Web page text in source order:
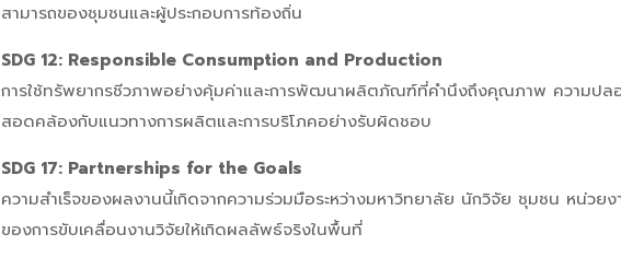
สามารถของชุมชนและผู้ประกอบการท้องถิ่น
SDG 12: Responsible Consumption and Production
การใช้ทรัพยากรชีวภาพอย่างคุ้มค่าและการพัฒนาผลิตภัณฑ์ที่คำนึงถึงคุณภาพ ความป
สอดคล้องกับแนวทางการผลิตและการบริโภคอย่างรับผิดชอบ
SDG 17: Partnerships for the Goals
ความสำเร็จของผลงานนี้เกิดจากความร่วมมือระหว่างมหาวิทยาลัย นักวิจัย ชุมชน หน่วย
ของการขับเคลื่อนงานวิจัยให้เกิดผลลัพธ์จริงในพื้นที่